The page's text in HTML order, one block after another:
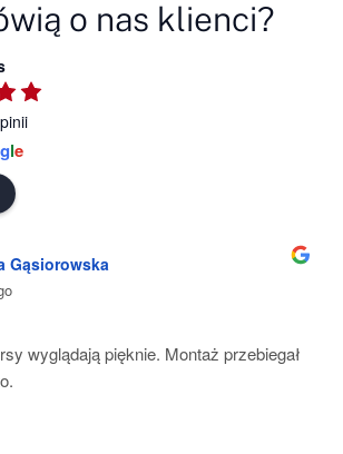
o nas klienci?
gle
pięknie. Montaż przebiegał
Pełen